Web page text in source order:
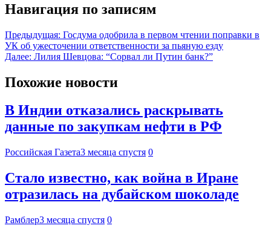
Навигация по записям
Предыдущая: Госдума одобрила в первом чтении поправки в
УК об ужесточении ответственности за пьяную езду
Далее: Лилия Шевцова: “Сорвал ли Путин банк?”
Похожие новости
В Индии отказались раскрывать
данные по закупкам нефти в РФ
Российская Газета3 месяца спустя 0
Стало известно, как война в Иране
отразилась на дубайском шоколаде
Рамблер3 месяца спустя 0